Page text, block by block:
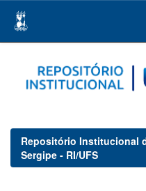
navigation
Repositório Institucional
Sergipe - RI/UFS